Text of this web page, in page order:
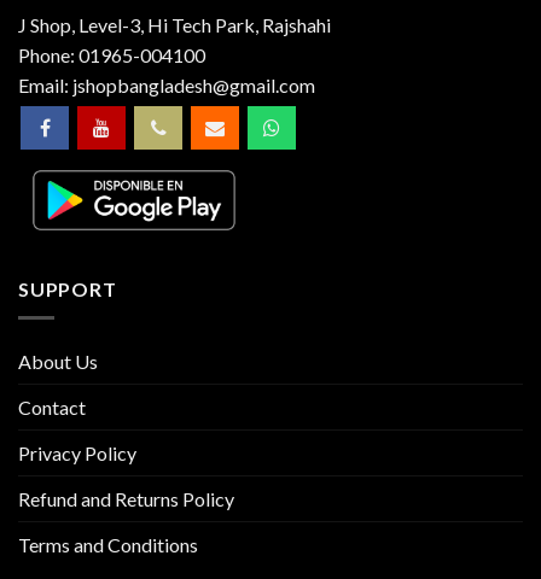
J Shop, Level-3, Hi Tech Park, Rajshahi
Phone: 01965-004100
Email: jshopbangladesh@gmail.com
SUPPORT
About Us
Contact
Privacy Policy
Refund and Returns Policy
Terms and Conditions